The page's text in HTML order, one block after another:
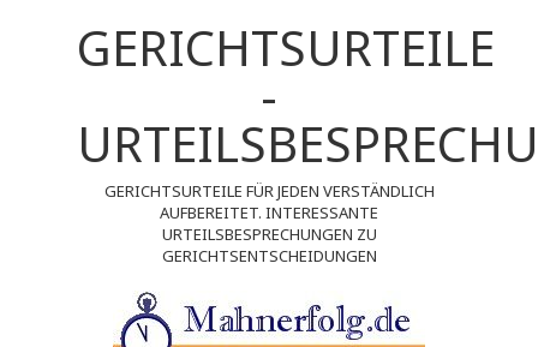
GERICHTSURTEILE
-
GERICHTSURTEILE FÜR JEDEN VERSTÄNDLICH
AUFBEREITET. INTERESSANTE
URTEILSBESPRECHUNGEN ZU
GERICHTSENTSCHEIDUNGEN